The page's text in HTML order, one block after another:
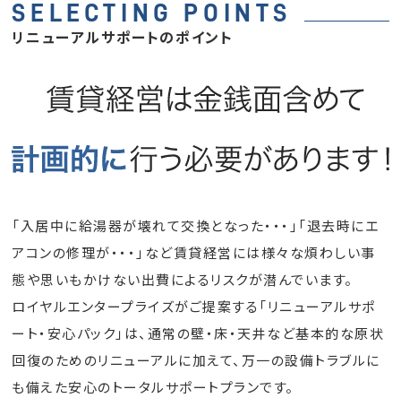
SELECTING POINTS
リニューアルサポートのポイント
「入居中に給湯器が壊れて交換となった・・・」「退去時にエ
アコンの修理が・・・」など賃貸経営には様々な煩わしい事
態や思いもかけない出費によるリスクが潜んでいます。
ロイヤルエンタープライズがご提案する「リニューアルサポ
ート・安心パック」は、通常の壁・床・天井など基本的な原状
回復のためのリニューアルに加えて、万一の設備トラブルに
も備えた安心のトータルサポートプランです。